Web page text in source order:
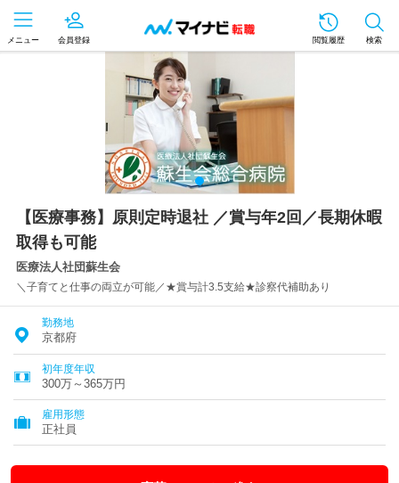
メニュー 会員登録 閲覧履歴 検索
【医療事務】原則定時退社 ／賞与年2回／長期休暇
取得も可能
医療法人社団蘇生会
＼子育てと仕事の両立が可能／★賞与計3.5支給★診察代補助あり
勤務地
京都府
初年度年収
300万～365万円
雇用形態
正社員